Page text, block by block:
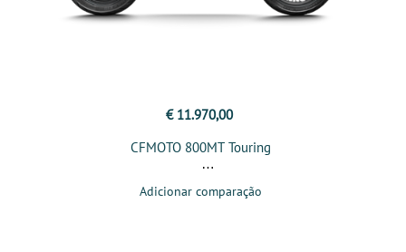
€ 11.970,00
CFMOTO 800MT Touring
Adicionar comparação